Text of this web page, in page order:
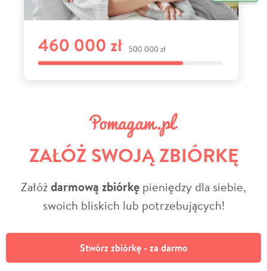
ZAŁÓŻ SWOJĄ ZBIÓRKĘ
Załóżdarmową zbiórkę pieniędzy dla siebie,
swoich bliskich lub potrzebujących!
Stwórz zbiórkę - za darmo